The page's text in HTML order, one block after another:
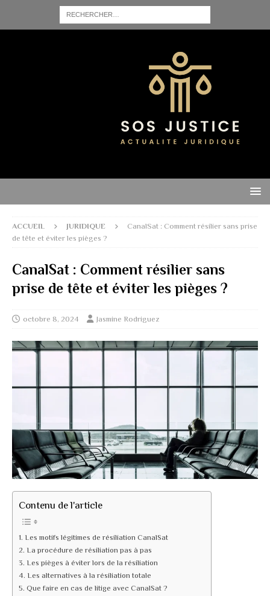
ACCUEIL JURIDIQUE
CanalSat : Comment résilier sans prise
de tête et éviter les pièges ?
CanalSat : Comment résilier sans
prise de tête et éviter les pièges ?
octobre 8, 2024 Jasmine Rodriguez
Contenu de l'article
Les motifs légitimes de résiliation CanalSat
La procédure de résiliation pas à pas
Les pièges à éviter lors de la résiliation
Les alternatives à la résiliation totale
Que faire en cas de litige avec CanalSat ?